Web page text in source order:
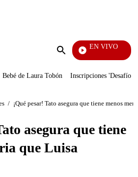
Enviar
EN VIVO
La
Bebé de Laura Tobón Inscripciones 'Desafío'
/ ¡Qué pesar! Tato asegura que tiene menos
asegura que tiene
que Luisa